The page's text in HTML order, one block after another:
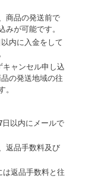
商品の発送前で
みが可能です。
内に入金をして
ャンセル申し込
の発送地域の往
。
以内にメールで
返品手数料及び
返品手数料と往